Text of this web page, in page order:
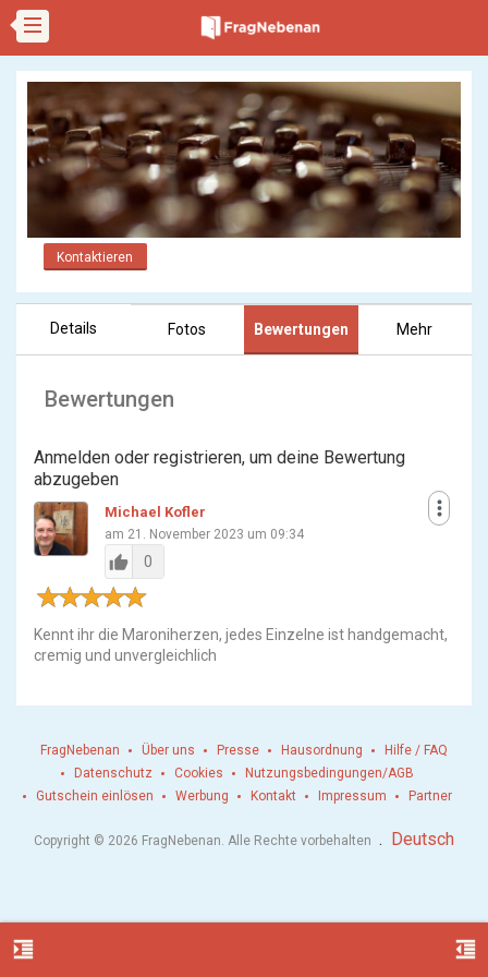
Kontaktieren
Details Fotos Bewertungen Mehr
Bewertungen
Anmelden oder registrieren, um deine Bewertung
abzugeben
more_vert
Michael Kofler
am 21. November 2023 um 09:34
thumb_up 0
Kennt ihr die Maroniherzen, jedes Einzelne ist handgemacht,
cremig und unvergleichlich
format_indent_increase format_indent_decrease
FragNebenan Über uns Presse Hausordnung
Hilfe / FAQ
Datenschutz
Cookies
Nutzungsbedingungen/AGB
Gutschein einlösen
Werbung Kontakt Impressum Partner
Copyright © 2026 FragNebenan. Alle Rechte vorbehalten . Deutsch